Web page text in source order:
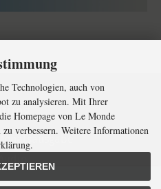
Technologien, auch von
zu analysieren. Mit Ihrer
Homepage von Le Monde
verbessern. Weitere Informationen